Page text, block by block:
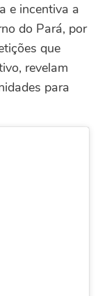
e incentiva a
do Pará, por
que
revelam
para